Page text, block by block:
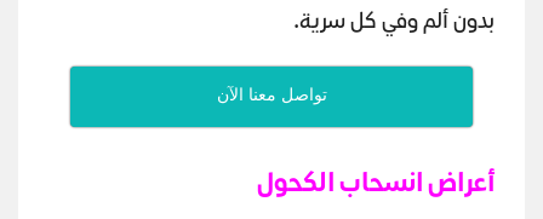
بدون ألم وفي كل سرية.
تواصل معنا الآن
أعراض انسحاب الكحول